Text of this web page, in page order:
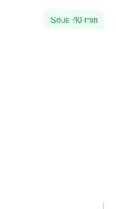
Sous 40 min